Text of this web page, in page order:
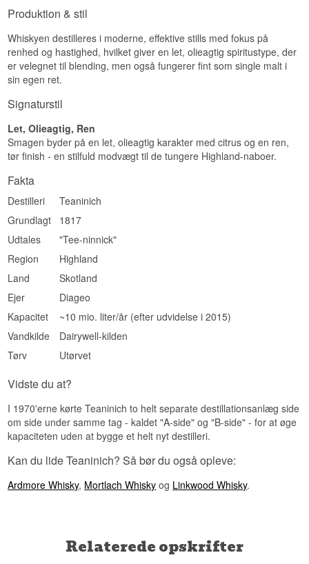
Se hele vores udvalg afTeaninich
Størrelse: 70 CL
Edition: Flora & Fauna
EAN nr.: 5000281024400
Teaninich blev grundlagt i 1817 af den blinde
kaptajn Hugh Munro og var et af de allerførste
Produktion & stil
Whiskyen destilleres i moderne, effektive stills med fokus på
renhed og hastighed, hvilket giver en let, olieagtig spiritustype, der
er velegnet til blending, men også fungerer fint som single malt i
sin egen ret.
Signaturstil
Let, Olieagtig, Ren
Smagen byder på en let, olieagtig karakter med citrus og en ren,
tør finish - en stilfuld modvægt til de tungere Highland-naboer.
Fakta
Destilleri
Teaninich
Grundlagt
1817
Udtales
"Tee-ninnick"
Region
Highland
Land
Skotland
Ejer
Diageo
Kapacitet
~10 mio. liter/år (efter udvidelse i 2015)
Vandkilde
Dairywell-kilden
Tørv
Utørvet
Vidste du at?
I 1970'erne kørte Teaninich to helt separate destillationsanlæg side
om side under samme tag - kaldet "A-side" og "B-side" - for at øge
kapaciteten uden at bygge et helt nyt destilleri.
Kan du lide Teaninich? Så bør du også opleve:
Ardmore Whisky, Mortlach Whisky og Linkwood Whisky.
Relaterede opskrifter